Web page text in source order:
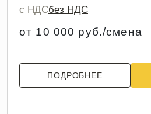
с НДСбез НДС
от 10 000 руб./смена
ПОДРОБНЕЕ